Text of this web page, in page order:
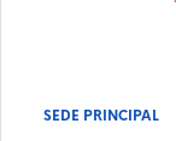
SEDE PRINCIPAL